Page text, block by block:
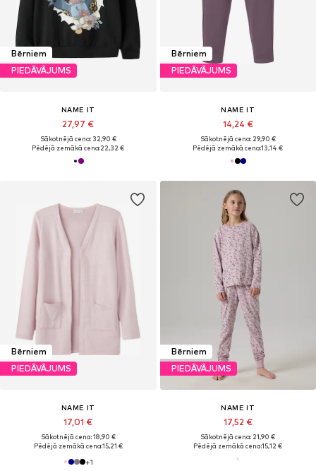
Bērniem
PIEDĀVĀJUMS
NAME IT
27,97 €
Sākotnējā cena: 32,90 €
Pēdējā zemākā cena:22,32 €
Bērniem
PIEDĀVĀJUMS
NAME IT
14,24 €
Sākotnējā cena: 29,90 €
Pēdējā zemākā cena:13,14 €
Bērniem
PIEDĀVĀJUMS
NAME IT
17,01 €
Sākotnējā cena: 18,90 €
Pēdējā zemākā cena:15,21 €
+1
Bērniem
PIEDĀVĀJUMS
NAME IT
17,52 €
Sākotnējā cena: 21,90 €
Pēdējā zemākā cena:15,12 €